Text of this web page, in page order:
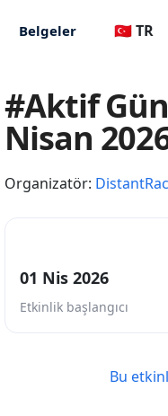
Belgeler 🇹🇷 TR
#Aktif
Nisan
Organizatör:
01 Nis 2026
Etkinlik başlangıcı
Bu